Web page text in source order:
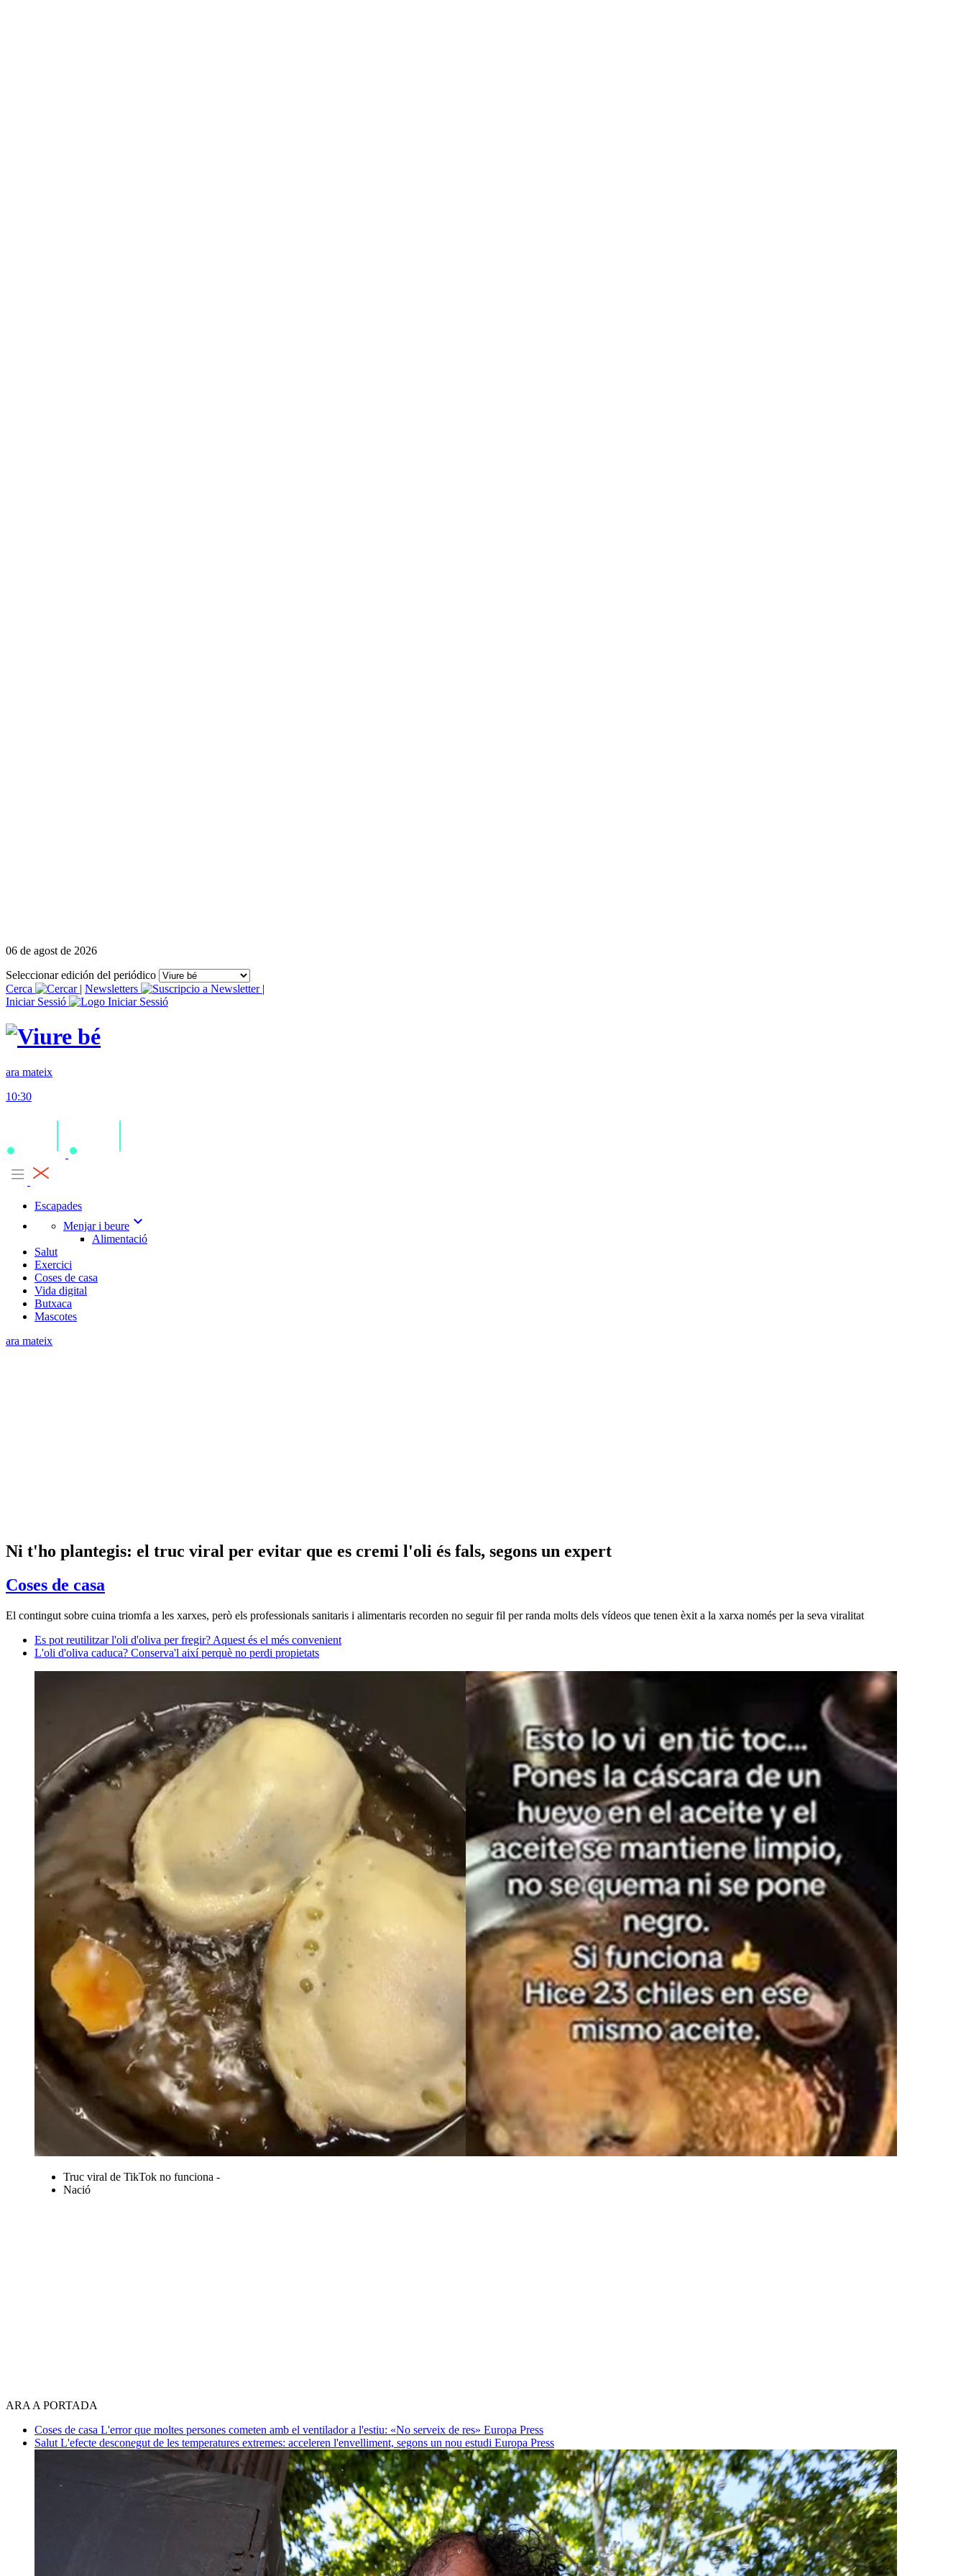
06 de agost de 2026
Seleccionar edición del periódico
Cerca
| Newsletters
|
Iniciar Sessió
ara mateix
10:30
Escapades
Menjar i beure expand_more
Alimentació
Salut
Exercici
Coses de casa
Vida digital
Butxaca
Mascotes
ara mateix
Ni t'ho plantegis: el truc viral per evitar que es cremi l'oli és fals, segons un expert
Coses de casa
El contingut sobre cuina triomfa a les xarxes, però els professionals sanitaris i alimentaris recorden no seguir fil per randa molts dels vídeos que tenen èxit a la xarxa només per la seva viralitat
Es pot reutilitzar l'oli d'oliva per fregir? Aquest és el més convenient
L'oli d'oliva caduca? Conserva'l així perquè no perdi propietats
Truc viral de TikTok no funciona -
Nació
ARA A PORTADA
Coses de casa L'error que moltes persones cometen amb el ventilador a l'estiu: «No serveix de res» Europa Press
Salut L'efecte desconegut de les temperatures extremes: acceleren l'envelliment, segons un nou estudi Europa Press